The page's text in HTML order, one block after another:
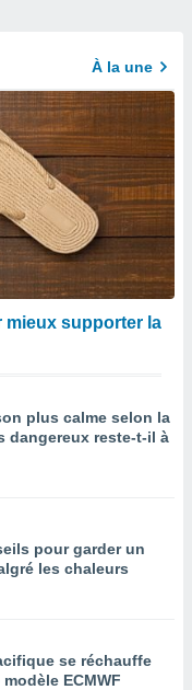
À la une
mieux supporter la
plus calme selon la
dangereux reste-t-il à
pour garder un
les chaleurs
se réchauffe
ECMWF